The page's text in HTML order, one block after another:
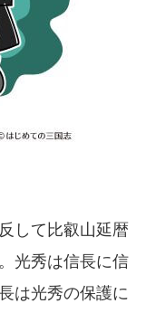
して比叡山延暦
光秀は信長に信
は光秀の保護に